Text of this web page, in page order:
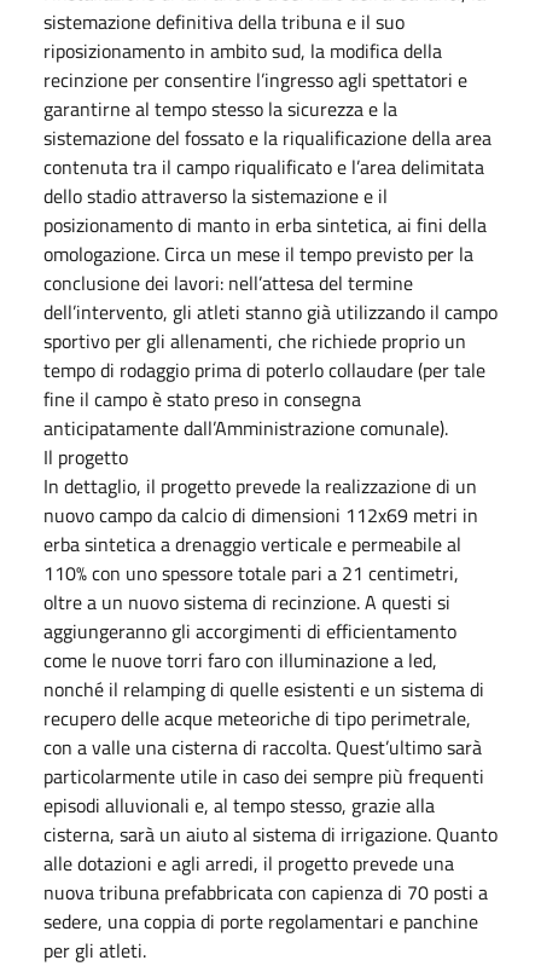
sistemazione definitiva della tribuna e il suo
riposizionamento in ambito sud, la modifica della
recinzione per consentire l’ingresso agli spettatori e
garantirne al tempo stesso la sicurezza e la
sistemazione del fossato e la riqualificazione della area
contenuta tra il campo riqualificato e l’area delimitata
dello stadio attraverso la sistemazione e il
posizionamento di manto in erba sintetica, ai fini della
omologazione. Circa un mese il tempo previsto per la
conclusione dei lavori: nell’attesa del termine
dell’intervento, gli atleti stanno già utilizzando il campo
sportivo per gli allenamenti, che richiede proprio un
tempo di rodaggio prima di poterlo collaudare (per tale
fine il campo è stato preso in consegna
anticipatamente dall’Amministrazione comunale).
Il progetto
In dettaglio, il progetto prevede la realizzazione di un
nuovo campo da calcio di dimensioni 112x69 metri in
erba sintetica a drenaggio verticale e permeabile al
110% con uno spessore totale pari a 21 centimetri,
oltre a un nuovo sistema di recinzione. A questi si
aggiungeranno gli accorgimenti di efficientamento
come le nuove torri faro con illuminazione a led,
nonché il relamping di quelle esistenti e un sistema di
recupero delle acque meteoriche di tipo perimetrale,
con a valle una cisterna di raccolta. Quest’ultimo sarà
particolarmente utile in caso dei sempre più frequenti
episodi alluvionali e, al tempo stesso, grazie alla
cisterna, sarà un aiuto al sistema di irrigazione. Quanto
alle dotazioni e agli arredi, il progetto prevede una
nuova tribuna prefabbricata con capienza di 70 posti a
sedere, una coppia di porte regolamentari e panchine
per gli atleti.